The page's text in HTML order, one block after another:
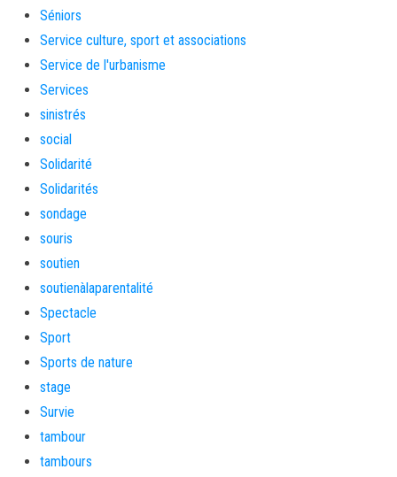
Séniors
Service culture, sport et associations
Service de l'urbanisme
Services
sinistrés
social
Solidarité
Solidarités
sondage
souris
soutien
soutienàlaparentalité
Spectacle
Sport
Sports de nature
stage
Survie
tambour
tambours